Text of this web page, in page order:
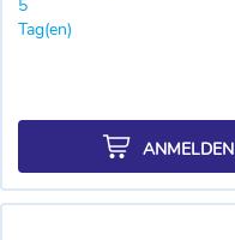
5
Tag(en)
ANMELDEN